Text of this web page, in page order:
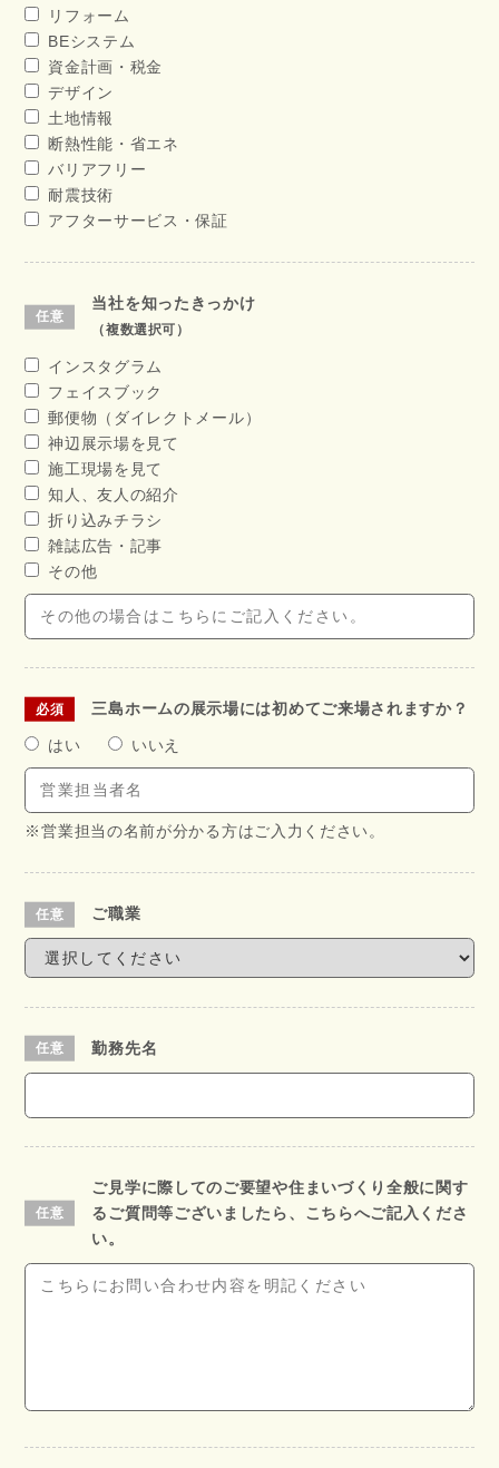
リフォーム
BEシステム
資金計画・税金
デザイン
土地情報
断熱性能・省エネ
バリアフリー
耐震技術
アフターサービス・保証
当社を知ったきっかけ
（複数選択可）
インスタグラム
フェイスブック
郵便物（ダイレクトメール）
神辺展示場を見て
施工現場を見て
知人、友人の紹介
折り込みチラシ
雑誌広告・記事
その他
三島ホームの展示場には初めてご来場されますか？
はい いいえ
※営業担当の名前が分かる方はご入力ください。
ご職業
勤務先名
ご見学に際してのご要望や住まいづくり全般に関す
るご質問等ございましたら、こちらへご記入くださ
い。